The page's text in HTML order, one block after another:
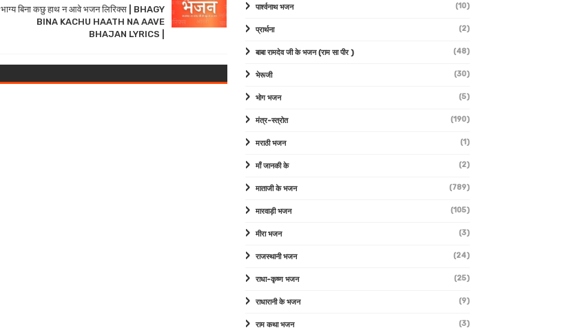
भाग्य बिना कछु हाथ न आवे भजन लिरिक्स | BHAGY
BINA KACHU HAATH NA AAVE
BHAJAN LYRICS |
पार्श्वनाथ भजन (10)
प्रार्थना (2)
बाबा रामदेव जी के भजन (राम सा पीर ) (48)
भेरूजी (30)
भोग भजन (5)
मंत्र-स्त्रोत (190)
मराठी भजन (1)
माँ जानकी के (2)
माताजी के भजन (789)
मारवाड़ी भजन (105)
मीरा भजन (3)
राजस्थानी भजन (24)
राधा-कृष्ण भजन (25)
राधारानी के भजन (9)
राम कथा भजन (3)